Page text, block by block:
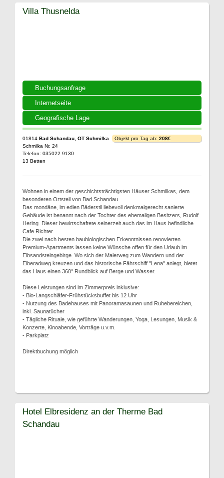
Buchungsanfrage
Internetseite
Geografische Lage
Villa Thusnelda
01814 Bad Schandau, OT Schmilka
Schmilka Nr. 24
Telefon: 035022 9130
13 Betten
Objekt pro Tag ab: 208€
Wohnen in einem der geschichtsträchtigsten Häuser Schmilkas, dem
besonderen Ortsteil von Bad Schandau.
Das mondäne, im edlen Bäderstil liebevoll denkmalgerecht sanierte
Gebäude ist benannt nach der Tochter des ehemaligen Besitzers, Rudolf
Hering. Dieser bewirtschaftete seinerzeit auch das im Haus befindliche
Cafe Richter.
Die zwei nach besten baubiologischen Erkenntnissen renovierten
Premium-Apartments lassen keine Wünsche offen für den Urlaub im
Elbsandsteingebirge. Wo sich der Malerweg zum Wandern und der
Elberadweg kreuzen und das historische Fährschiff "Lena" anlegt, bietet
das Haus einen 360° Rundblick auf Berge und Wasser.
Diese Leistungen sind im Zimmerpreis inklusive:
- Bio-Langschläfer-Frühstücksbuffet bis 12 Uhr
- Nutzung des Badehauses mit Panoramasaunen und Ruhebereichen,
inkl. Saunatücher
- Tägliche Rituale, wie geführte Wanderungen, Yoga, Lesungen, Musik &
Konzerte, Kinoabende, Vorträge u.v.m.
- Parkplatz
Direktbuchung möglich
Hotel Elbresidenz an der Therme Bad
Schandau